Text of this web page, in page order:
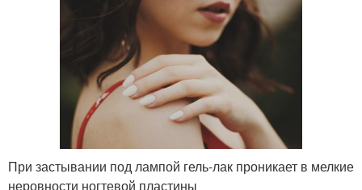
При застывании под лампой гель-лак проникает в мелкие
неровности ногтевой пластины